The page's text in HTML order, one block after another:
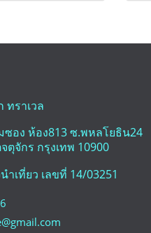
ทราเวล
ซอง ห้อง813 ซ.พหลโยธิน24
ตุจักร กรุงเทพ 10900
เที่ยว เลขที่ 14/03251